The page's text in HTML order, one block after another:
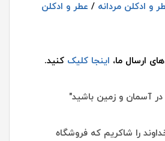
و ادکلن مردانه / عطر و ادکلن
ارسال ما، اینجا کلیک کنید.
آسمان و زمین باشید"
را شاکریم که فروشگاه